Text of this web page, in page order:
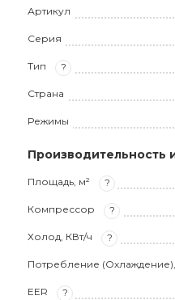
Артикул
Серия
Тип ?
Страна
Режимы
Производительность
Площадь, м² ?
Компрессор ?
Холод, КВт/ч ?
Потребление
EER ?